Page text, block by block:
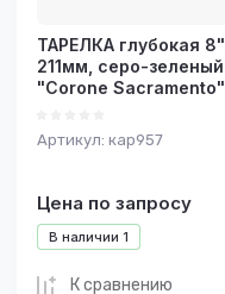
ТАРЕЛКА глубокая 8"
211мм, серо-зеленый
"Corone Sacramento"
Артикул: кар957
В наличии 1
Цена по запросу
К сравнению